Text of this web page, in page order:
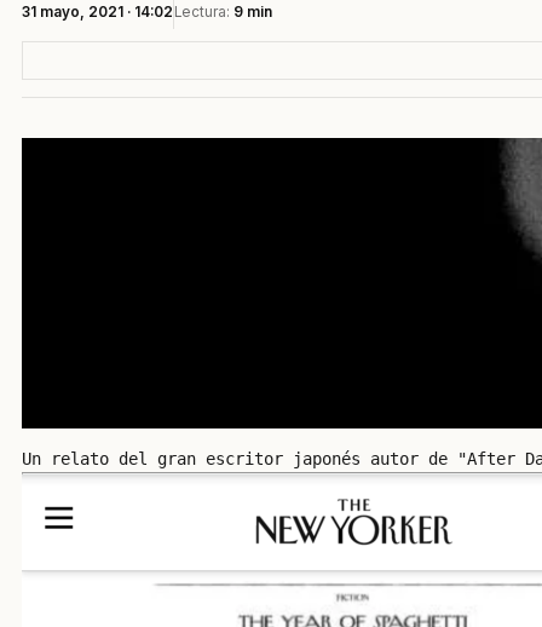
31 mayo, 2021 · 14:02 Lectura: 9 min